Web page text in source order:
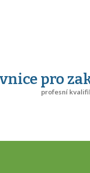
pro
profesní